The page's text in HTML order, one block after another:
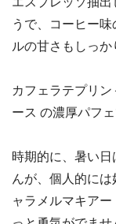
うで、コーヒー
ルの甘さもしっか
カフェラテプリ
ース の濃厚パフェ
時期的に、暑い
んが、個人的に
ャラメルマキア